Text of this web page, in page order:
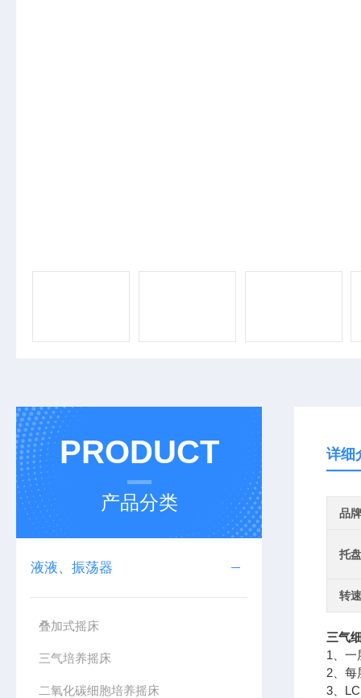
PRODUCT
产品分类
液液、振荡器
叠加式摇床
三气培养摇床
二氧化碳细胞培养摇床
详细
品牌
托
转
三气
1、一
2、每
3、